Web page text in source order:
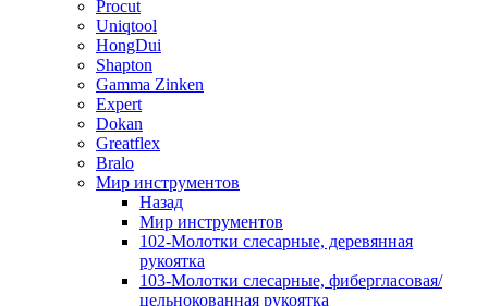
Procut
Uniqtool
HongDui
Shapton
Gamma Zinken
Expert
Dokan
Greatflex
Bralo
Мир инструментов
Назад
Мир инструментов
102-Молотки слесарные, деревянная
рукоятка
103-Молотки слесарные, фибергласовая/
цельнокованная рукоятка